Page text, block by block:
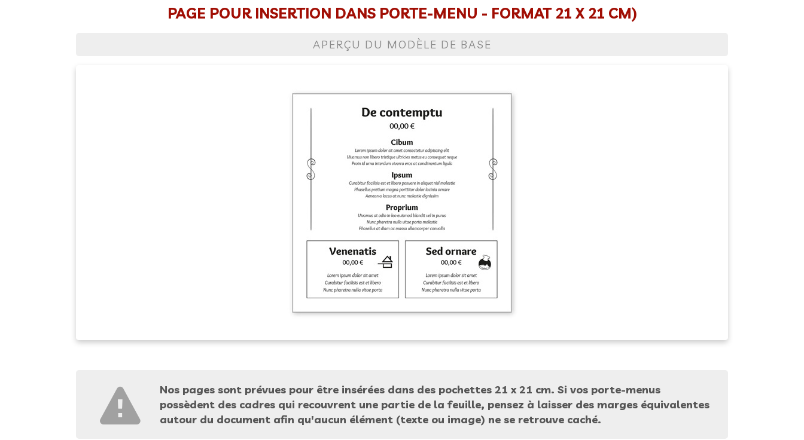
PAGE POUR INSERTION DANS PORTE-MENU - FORMAT 21 X 21 CM)
APERÇU DU MODÈLE DE BASE
Nos pages sont prévues pour être insérées dans des pochettes 21 x 21 cm. Si vos porte-menus
possèdent des cadres qui recouvrent une partie de la feuille, pensez à laisser des marges équivalentes
autour du document afin qu'aucun élément (texte ou image) ne se retrouve caché.